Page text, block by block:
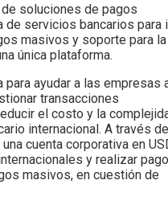
soluciones de pagos
servicios bancarios para
masivos y soporte para la
única plataforma.
ayudar a las empresas
transacciones
el costo y la
internacional. A través
cuenta corporativa en
y realizar
masivos, en cuestión de